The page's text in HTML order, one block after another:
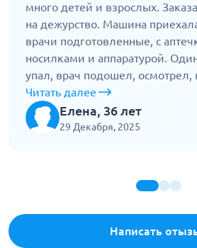
много детей и взрослых.
на дежурство. Машина
врачи подготовленные, с
носилками и аппаратурой.
упал, врач подошел, осмотрел,
повязку. Родители
мешала мероприятию, но была
месте. Хорошо, что была такая
Читать далее
Елена, 36 лет
29 Декабря, 2025
Написать